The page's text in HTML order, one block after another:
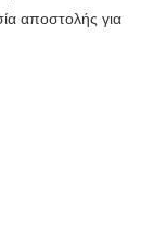
αποστολής για